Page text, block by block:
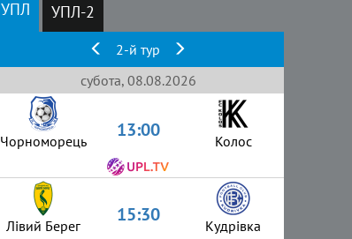
Кривбас
Оболонь
УПЛ УПЛ-2
2-й тур
субота, 08.08.2026
Чорноморець 13:00 Колос
Лівий Берег 15:30 Кудрівка